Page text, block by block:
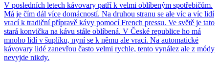
V posledních letech kávovary patří k velmi oblíbeným spotřebičům.
Má je čím dál více domácností. Na druhou stranu se ale víc a víc lidí
vrací k tradiční přípravě kávy pomocí French pressu. Ve světě je tato
stará konvička na kávu stále oblíbená. V České republice ho má
mnoho lidí v šuplíku, nyní se k němu ale vrací. Na automatické
kávovary lidé zanevřou často velmi rychle, tento vynález ale z módy
nevyjde nikdy.